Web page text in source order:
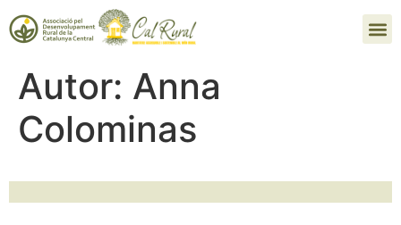
Autor: Anna
Colominas